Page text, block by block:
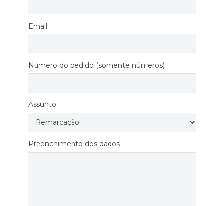
Email
Número do pedido (somente números)
Assunto
Preenchimento dos dados